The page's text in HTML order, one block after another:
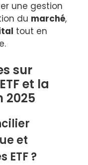
une gestion
du marché,
tout en
sur
et la
2025
et
?